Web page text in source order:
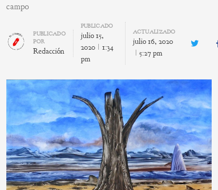
campo
Author
PUBLICADO
POR
Redacción
PUBLICADO
julio 15,
2020
1:34
pm
ACTUALIZADO
julio 16, 2020
5:27 pm
Twitter